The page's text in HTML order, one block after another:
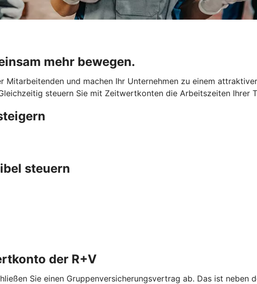
mehr bewegen.
Mitarbeitenden und machen Ihr Unternehmen zu einem
steuern Sie mit Zeitwertkonten die Arbeitszeiten Ihrer
steuern
der R+V
Sie einen Gruppenversicherungsvertrag ab. Das ist